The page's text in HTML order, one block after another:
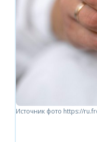
Источник фото https://